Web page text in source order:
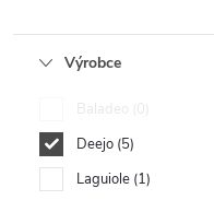
Výrobce
Baladeo
0
Deejo 5
Laguiole 1